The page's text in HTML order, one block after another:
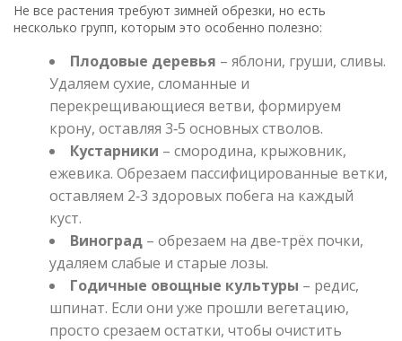
Не все растения требуют зимней обрезки, но есть
несколько групп, которым это особенно полезно:
Плодовые деревья – яблони, груши, сливы.
Удаляем сухие, сломанные и
перекрещивающиеся ветви, формируем
крону, оставляя 3‑5 основных стволов.
Кустарники – смородина, крыжовник,
ежевика. Обрезаем пассифицированные ветки,
оставляем 2‑3 здоровых побега на каждый
куст.
Виноград – обрезаем на две‑трёх почки,
удаляем слабые и старые лозы.
Годичные овощные культуры – редис,
шпинат. Если они уже прошли вегетацию,
просто срезаем остатки, чтобы очистить